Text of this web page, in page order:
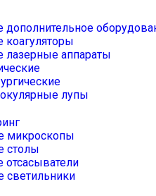
дополнительное
коагуляторы
лазерные аппараты
лупы
микроскопы
столы
отсасыватели
светильники